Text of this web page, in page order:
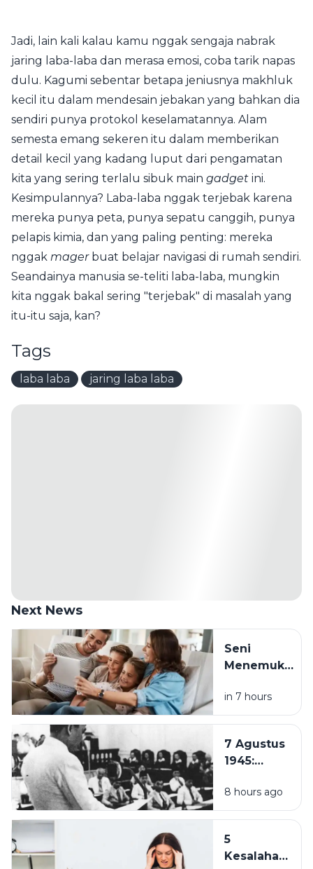
Jadi, lain kali kalau kamu nggak sengaja nabrak
jaring laba-laba dan merasa emosi, coba tarik napas
dulu. Kagumi sebentar betapa jeniusnya makhluk
kecil itu dalam mendesain jebakan yang bahkan dia
sendiri punya protokol keselamatannya. Alam
semesta emang sekeren itu dalam memberikan
detail kecil yang kadang luput dari pengamatan
kita yang sering terlalu sibuk main gadget ini.
Kesimpulannya? Laba-laba nggak terjebak karena
mereka punya peta, punya sepatu canggih, punya
pelapis kimia, dan yang paling penting: mereka
nggak magerbuat belajar navigasi di rumah sendiri.
Seandainya manusia se-teliti laba-laba, mungkin
kita nggak bakal sering "terjebak" di masalah yang
itu-itu saja, kan?
Tags
laba laba jaring laba laba
Next News
Seni
Menemukan
Tengah
Hustle
Pentingnya
Quality
Bersama
Keluarga
in 7 hours
7 Agustus
1945:
PPKI, Langkah
Penting
Kemerdekaan
Indonesia
8 hours ago
5
Kesalahan